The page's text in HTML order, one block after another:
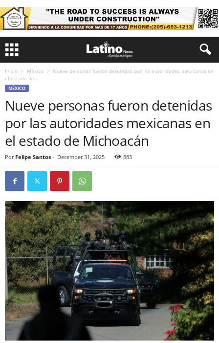
Inicio México
Nueve personas fueron detenidas por las autoridades mexicanas en
el estado de...
MÉXICO
Nueve personas fueron detenidas
por las autoridades mexicanas en
el estado de Michoacán
Por Felipe Santos - December 31, 2025 883